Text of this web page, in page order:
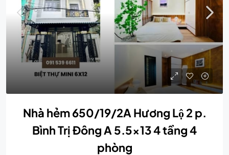
Nhà hẻm 650/19/2A Hương Lộ 2 p.
Bình Trị Đông A 5.5×13 4 tầng 4
phòng